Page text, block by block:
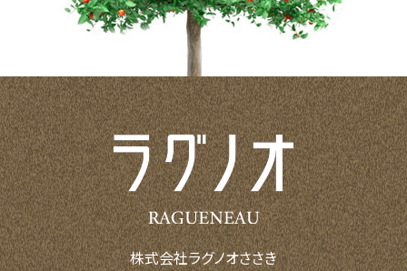
株式会社ラグノオささき